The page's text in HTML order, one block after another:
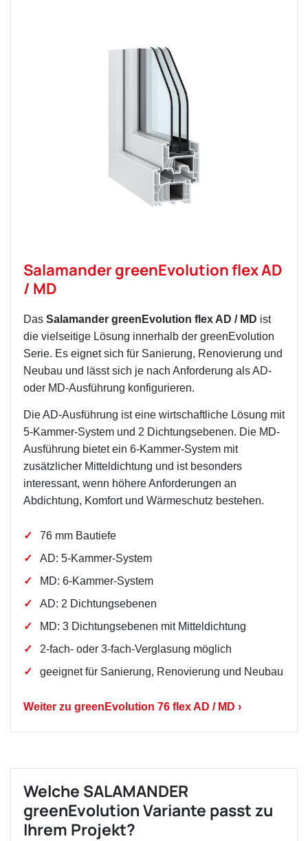
Salamander greenEvolution flex AD
/ MD
Das Salamander greenEvolution flex AD / MD ist
die vielseitige Lösung innerhalb der greenEvolution
Serie. Es eignet sich für Sanierung, Renovierung und
Neubau und lässt sich je nach Anforderung als AD-
oder MD-Ausführung konfigurieren.
Die AD-Ausführung ist eine wirtschaftliche Lösung mit
5-Kammer-System und 2 Dichtungsebenen. Die MD-
Ausführung bietet ein 6-Kammer-System mit
zusätzlicher Mitteldichtung und ist besonders
interessant, wenn höhere Anforderungen an
Abdichtung, Komfort und Wärmeschutz bestehen.
76 mm Bautiefe
AD: 5-Kammer-System
MD: 6-Kammer-System
AD: 2 Dichtungsebenen
MD: 3 Dichtungsebenen mit Mitteldichtung
2-fach- oder 3-fach-Verglasung möglich
geeignet für Sanierung, Renovierung und Neubau
Weiter zu greenEvolution 76 flex AD / MD ›
Welche SALAMANDER
greenEvolution Variante passt zu
Ihrem Projekt?